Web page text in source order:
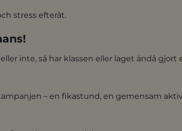
stress efteråt.
inte, så har klassen eller laget ändå gjort
– en fikastund, en gemensam